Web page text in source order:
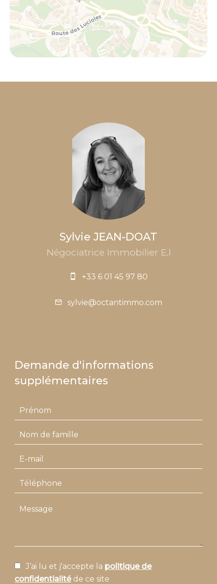
Sylvie JEAN-DOAT
Négociatrice Immobilier E.I
+33 6 01 45 97 80
sylvie@octantimmo.com
Demande d'informations
supplémentaires
J’ai lu et j'accepte la politique de
confidentialitéde ce site